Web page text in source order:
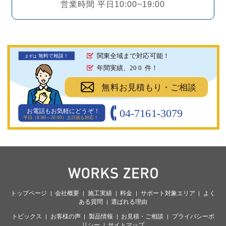
営業時間 平日10:00~19:00
無料お見積もり・ご相談
まずは 無料で相談！
関東全域まで対応可能！
年間実績、20 0 件！
04-7161-3079
お電話もお気軽にどうぞ！
平日（8:00～20:00）土日祝も対応！
トップページ 会社概要 施工実績 料金 サポート対象エリア
よく
ある質問
選ばれる理由
トピックス お客様の声 製品情報 お見積・ご相談
プライバシーポ